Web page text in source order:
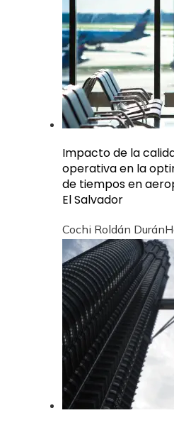
Impacto de la
operativa en la
de tiempos en
El Salvador
Cochi Roldán Durán